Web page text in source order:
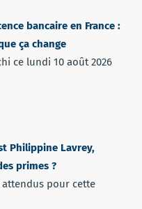
bancaire en France :
ça change
ce lundi 10 août 2026
Philippine Lavrey,
primes ?
attendus pour cette